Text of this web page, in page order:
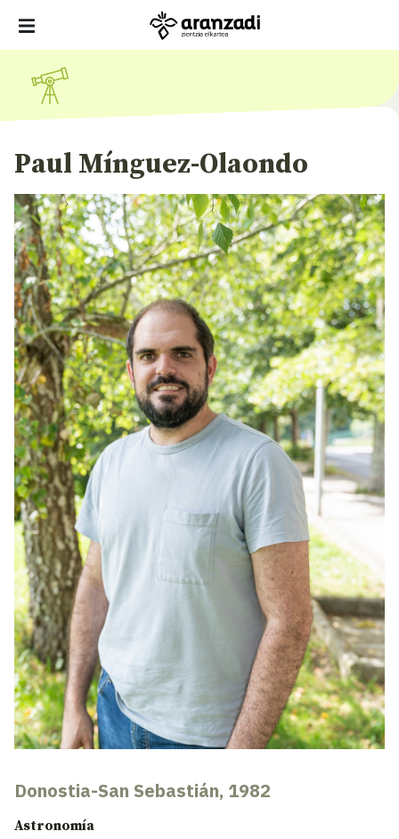
Paul Mínguez-Olaondo
Donostia-San Sebastián, 1982
Astronomía